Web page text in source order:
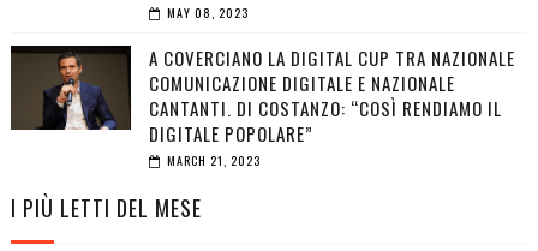
MAY 08, 2023
A COVERCIANO LA DIGITAL CUP TRA NAZIONALE
COMUNICAZIONE DIGITALE E NAZIONALE
CANTANTI. DI COSTANZO: “COSÌ RENDIAMO IL
DIGITALE POPOLARE”
MARCH 21, 2023
I PIÙ LETTI DEL MESE